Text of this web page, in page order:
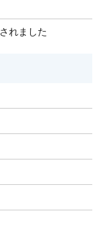
れました